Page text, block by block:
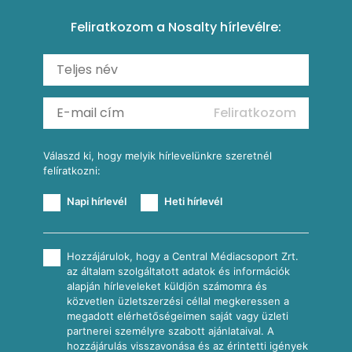
Carbonara
Shakshuka
Ratatouille
Mexikói húsleves kukorica salsával
Almás-kéksajtos kukoricasaláta
Köretek
Reggeli receptek
Feliratkozom a Nosalty hírlevélre:
Feliratkozom
Válaszd ki, hogy melyik hírlevelünkre szeretnél
felíratkozni:
Napi hírlevél Heti hírlevél
Hozzájárulok, hogy a Central Médiacsoport Zrt.
az általam szolgáltatott adatok és információk
alapján hírleveleket küldjön számomra és
közvetlen üzletszerzési céllal megkeressen a
megadott elérhetőségeimen saját vagy üzleti
partnerei személyre szabott ajánlataival. A
hozzájárulás visszavonása és az érintetti igények